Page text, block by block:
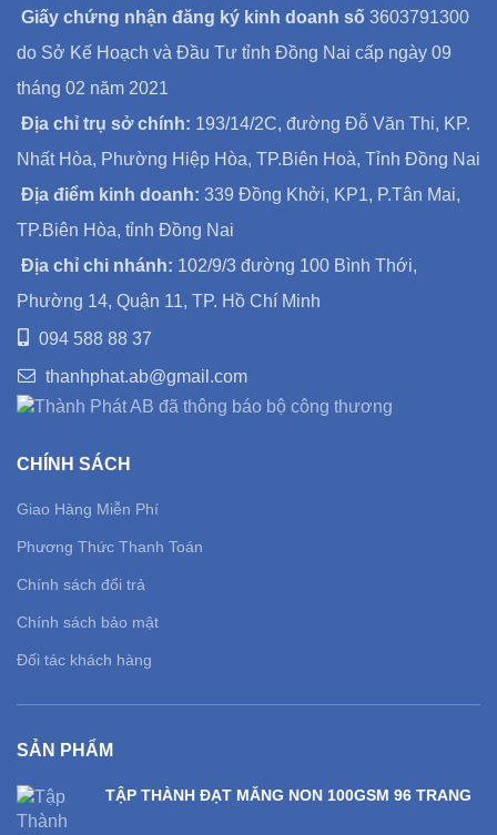
Giấy chứng nhận đăng ký kinh doanh số 3603791300
do Sở Kế Hoạch và Đầu Tư tỉnh Đồng Nai cấp ngày 09
tháng 02 năm 2021
Địa chỉ trụ sở chính: 193/14/2C, đường Đỗ Văn Thi, KP.
Nhất Hòa, Phường Hiệp Hòa, TP.Biên Hoà, Tỉnh Đồng Nai
Địa điểm kinh doanh: 339 Đồng Khởi, KP1, P.Tân Mai,
TP.Biên Hòa, tỉnh Đồng Nai
Địa chỉ chi nhánh: 102/9/3 đường 100 Bình Thới,
Phường 14, Quận 11, TP. Hồ Chí Minh
094 588 88 37
thanhphat.ab@gmail.com
CHÍNH SÁCH
Giao Hàng Miễn Phí
Phương Thức Thanh Toán
Chính sách đổi trả
Chính sách bảo mật
Đối tác khách hàng
SẢN PHẨM
TẬP THÀNH ĐẠT MĂNG NON 100GSM 96 TRANG